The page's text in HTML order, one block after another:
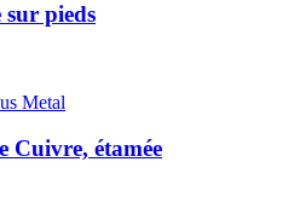
pieds
Cuivre, étamée